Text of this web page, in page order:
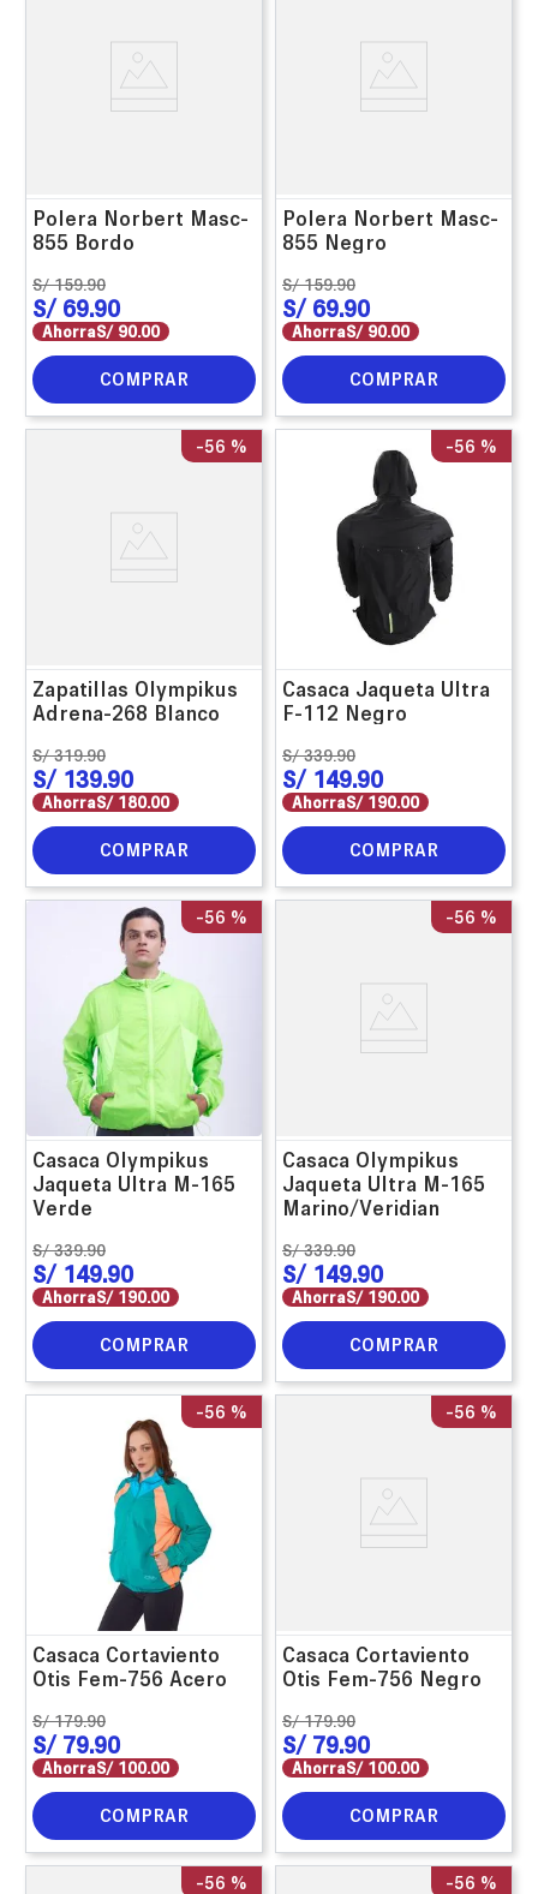
Polera Norbert Masc-
855 Bordo
S/ 159.90
S/ 69.90
AhorraS/ 90.00
COMPRAR
Polera Norbert Masc-
855 Negro
S/ 159.90
S/ 69.90
AhorraS/ 90.00
COMPRAR
-56 %
Zapatillas Olympikus
Adrena-268 Blanco
S/ 319.90
S/ 139.90
AhorraS/ 180.00
COMPRAR
-56 %
Casaca Jaqueta Ultra
F-112 Negro
S/ 339.90
S/ 149.90
AhorraS/ 190.00
COMPRAR
-56 %
Casaca Olympikus
Jaqueta Ultra M-165
Verde
S/ 339.90
S/ 149.90
AhorraS/ 190.00
COMPRAR
-56 %
Casaca Olympikus
Jaqueta Ultra M-165
Marino/Veridian
S/ 339.90
S/ 149.90
AhorraS/ 190.00
COMPRAR
-56 %
Casaca Cortaviento
Otis Fem-756 Acero
S/ 179.90
S/ 79.90
AhorraS/ 100.00
COMPRAR
-56 %
Casaca Cortaviento
Otis Fem-756 Negro
S/ 179.90
S/ 79.90
AhorraS/ 100.00
COMPRAR
-56 % -56 %